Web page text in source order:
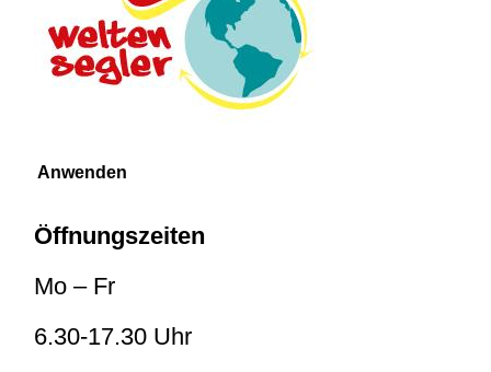
Öffnungszeiten
Mo – Fr
6.30-17.30 Uhr